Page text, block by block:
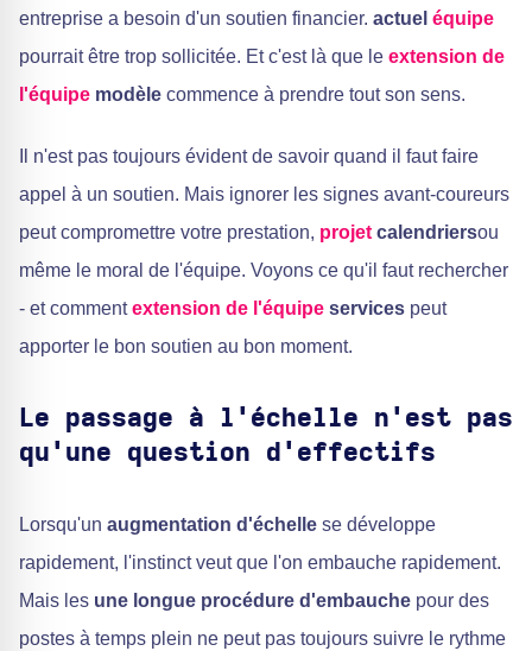
entreprise a besoin d'un soutien financier. actuel équipe
pourrait être trop sollicitée. Et c'est là que le extension de
l'équipe modèle commence à prendre tout son sens.
Il n'est pas toujours évident de savoir quand il faut faire
appel à un soutien. Mais ignorer les signes avant-coureurs
peut compromettre votre prestation, projet calendriersou
même le moral de l'équipe. Voyons ce qu'il faut rechercher
- et commentextension de l'équipe services peut
apporter le bon soutien au bon moment.
Le passage à l'échelle n'est pas
qu'une question d'effectifs
Lorsqu'un augmentation d'échelle se développe
rapidement, l'instinct veut que l'on embauche rapidement.
Mais les une longue procédure d'embauche pour des
postes à temps plein ne peut pas toujours suivre le rythme